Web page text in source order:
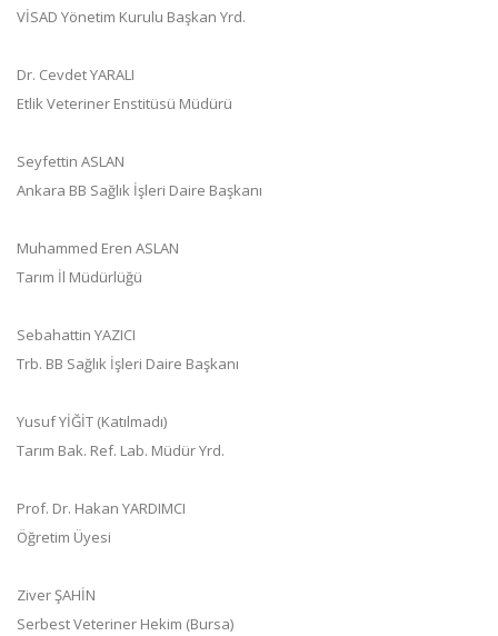
VİSAD Yönetim Kurulu Başkan Yrd.
Dr. Cevdet YARALI
Etlik Veteriner Enstitüsü Müdürü
Seyfettin ASLAN
Ankara BB Sağlık İşleri Daire Başkanı
Muhammed Eren ASLAN
Tarım İl Müdürlüğü
Sebahattin YAZICI
Trb. BB Sağlık İşleri Daire Başkanı
Yusuf YİĞİT (Katılmadı)
Tarım Bak. Ref. Lab. Müdür Yrd.
Prof. Dr. Hakan YARDIMCI
Öğretim Üyesi
Ziver ŞAHİN
Serbest Veteriner Hekim (Bursa)